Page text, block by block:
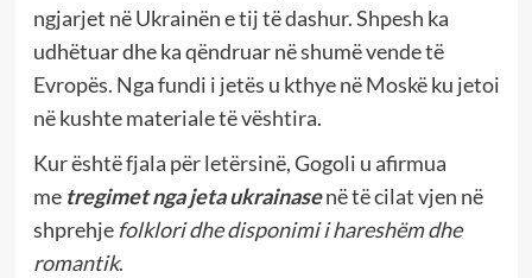
ngjarjet në Ukrainën e tij të dashur. Shpesh ka
udhëtuar dhe ka qëndruar në shumë vende të
Evropës. Nga fundi i jetës u kthye në Moskë ku jetoi
në kushte materiale të vështira.
Kur është fjala për letërsinë, Gogoli u afirmua
me tregimet nga jeta ukrainasenë të cilat vjen në
shprehjefolklori dhe disponimi i hareshëm dhe
romantik.